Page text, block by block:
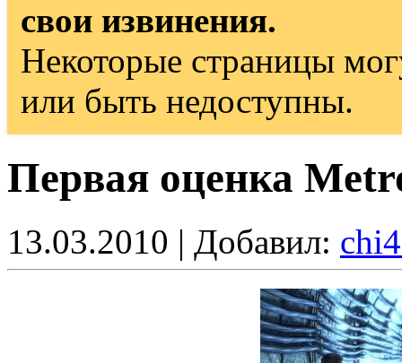
свои извинения.
Некоторые страницы
или быть недоступны.
Первая оценка
13.03.2010 | Добавил: